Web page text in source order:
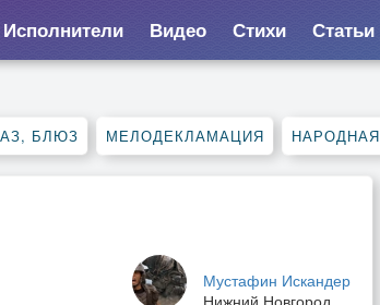
Исполнители Видео Стихи Статьи
БЛЮЗ МЕЛОДЕКЛАМАЦИЯ НАРОДНАЯ
Мустафин Искандер
Нижний Новгород